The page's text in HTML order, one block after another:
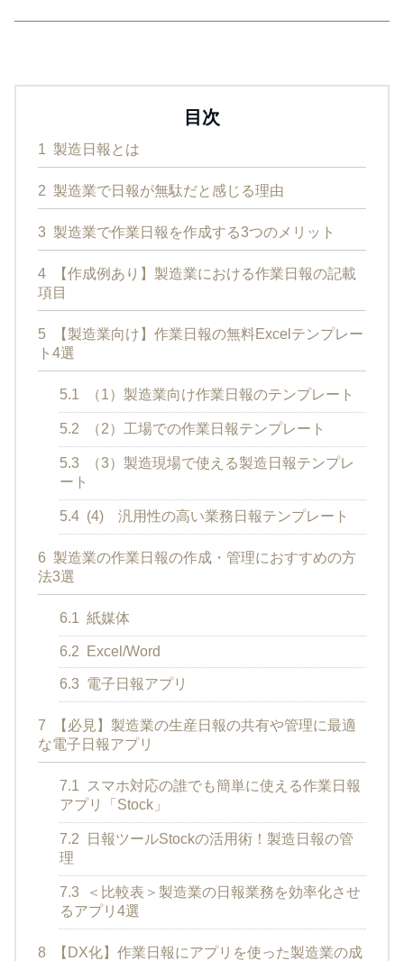
目次
1 製造日報とは
2 製造業で日報が無駄だと感じる理由
3 製造業で作業日報を作成する3つのメリット
4
【作成例あり】製造業における作業日報の記載
項目
5
【製造業向け】作業日報の無料Excelテンプレー
ト4選
5.1 （1）製造業向け作業日報のテンプレート
5.2 （2）工場での作業日報テンプレート
5.3
（3）製造現場で使える製造日報テンプレ
ート
5.4 (4) 汎用性の高い業務日報テンプレート
6 製造業の作業日報の作成・管理におすすめの方
法3選
6.1 紙媒体
6.2 Excel/Word
6.3 電子日報アプリ
7
【必見】製造業の生産日報の共有や管理に最適
な電子日報アプリ
7.1
スマホ対応の誰でも簡単に使える作業日報
アプリ「Stock」
7.2
日報ツールStockの活用術！製造日報の管
理
7.3
＜比較表＞製造業の日報業務を効率化させ
るアプリ4選
8
【DX化】作業日報にアプリを使った製造業の成